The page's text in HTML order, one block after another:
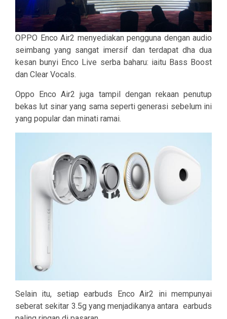
OPPO Enco Air2 menyediakan pengguna dengan audio
seimbang yang sangat imersif dan terdapat dha dua
kesan bunyi Enco Live serba baharu: iaitu Bass Boost
dan Clear Vocals.
Oppo Enco Air2 juga tampil dengan rekaan penutup
bekas lut sinar yang sama seperti generasi sebelum ini
yang popular dan minati ramai.
Selain itu, setiap earbuds Enco Air2 ini mempunyai
seberat sekitar 3.5g yang menjadikanya antara earbuds